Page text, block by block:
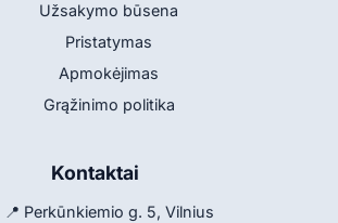
Užsakymo būsena
Pristatymas
Apmokėjimas
Grąžinimo politika
Kontaktai
📍 Perkūnkiemio g. 5, Vilnius